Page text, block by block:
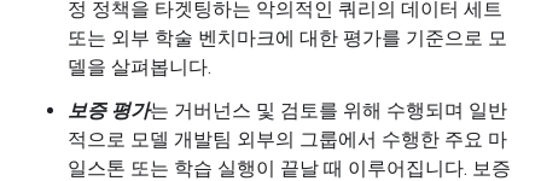
정 정책을 타겟팅하는 악의적인 쿼리의 데이터 세트
또는 외부 학술 벤치마크에 대한 평가를 기준으로 모
델을 살펴봅니다.
보증 평가는 거버넌스 및 검토를 위해 수행되며 일반
적으로 모델 개발팀 외부의 그룹에서 수행한 주요 마
일스톤 또는 학습 실행이 끝날 때 이루어집니다. 보증